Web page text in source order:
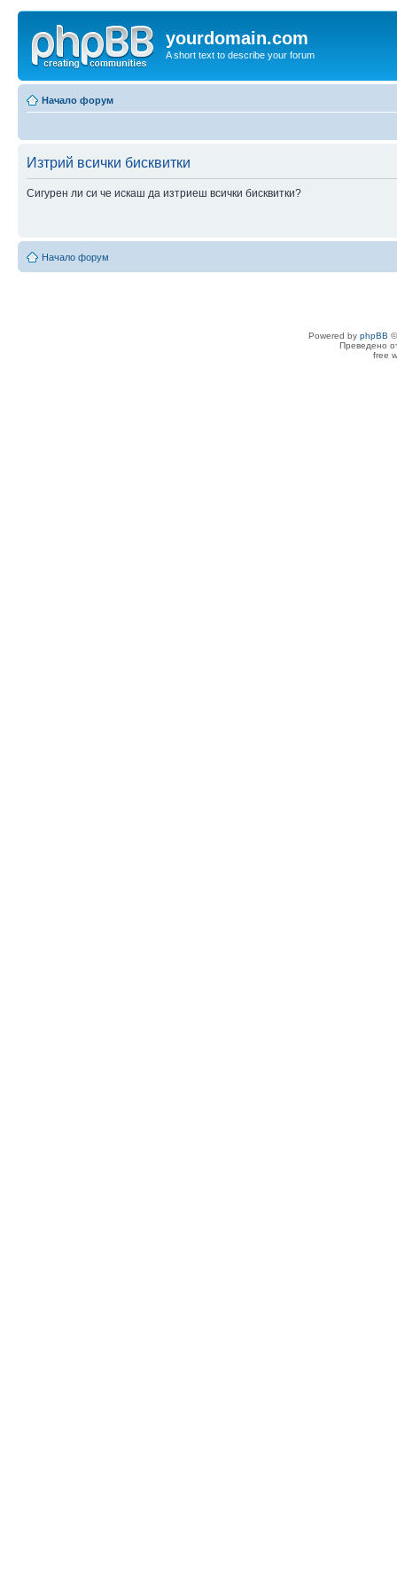
yourdomain.com
A short text to describe your forum
Начало форум
Изтрий всички бисквитки
Сигурен ли си че искаш да изтриеш всички бисквитки?
Начало форум
Powered by phpBB
Преведено
free